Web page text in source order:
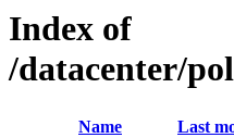
Index of
/datacenter/
Name Last